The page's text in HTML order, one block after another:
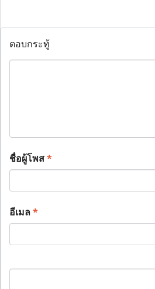
ตอบกระทู้
ชื่อผู้โพส*
อีเมล*